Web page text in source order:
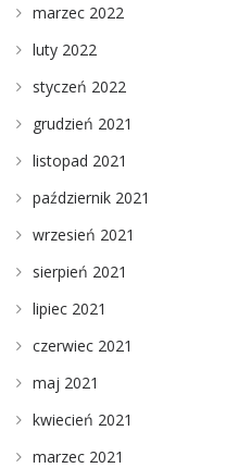
marzec 2022
luty 2022
styczeń 2022
grudzień 2021
listopad 2021
październik 2021
wrzesień 2021
sierpień 2021
lipiec 2021
czerwiec 2021
maj 2021
kwiecień 2021
marzec 2021